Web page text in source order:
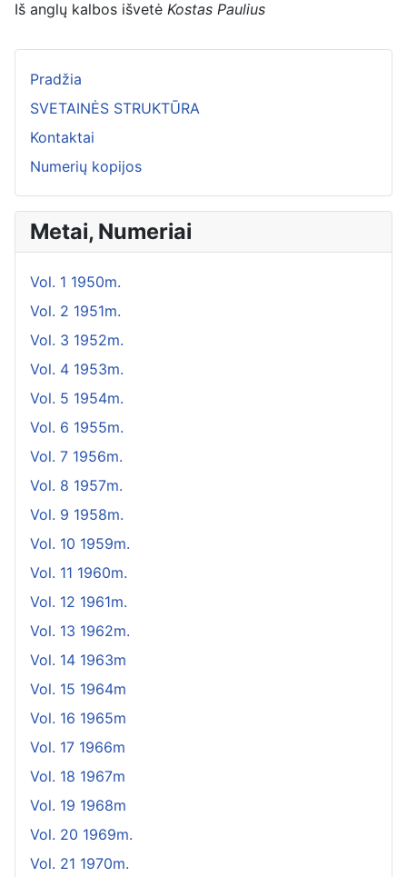
Iš anglų kalbos išvetė Kostas Paulius
Pradžia
SVETAINĖS STRUKTŪRA
Kontaktai
Numerių kopijos
Metai, Numeriai
Vol. 1 1950m.
Vol. 2 1951m.
Vol. 3 1952m.
Vol. 4 1953m.
Vol. 5 1954m.
Vol. 6 1955m.
Vol. 7 1956m.
Vol. 8 1957m.
Vol. 9 1958m.
Vol. 10 1959m.
Vol. 11 1960m.
Vol. 12 1961m.
Vol. 13 1962m.
Vol. 14 1963m
Vol. 15 1964m
Vol. 16 1965m
Vol. 17 1966m
Vol. 18 1967m
Vol. 19 1968m
Vol. 20 1969m.
Vol. 21 1970m.